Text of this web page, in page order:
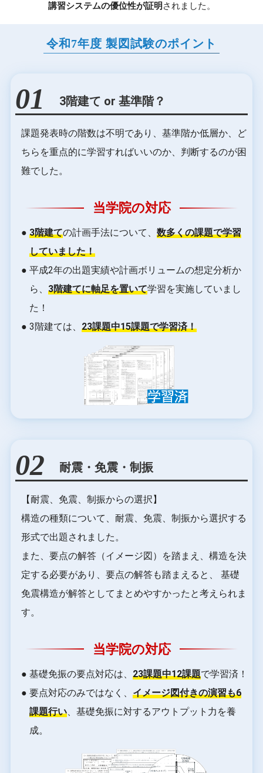
講習システムの優位性が証明 されました。
令和7年度 製図試験のポイント
01 3階建て or 基準階？
課題発表時の階数は不明であり、基準階か低層か、
ど
ちらを重点的に学習すればいいのか、判断するのが困
難でした。
当学院の対応
● 3階建ての計画手法について、 数多くの課題で学習
していました！
● 平成2年の出題実績や計画ボリュームの想定分析か
ら、3階建てに軸足を置いて学習を実施していまし
た！
● 3階建ては、 23課題中15課題で学習済！
02 耐震・免震・制振
【耐震、免震、制振からの選択】
構造の種類について、耐震、免震、制振から選択する
形式で出題されました。
また、要点の解答（イメージ図）を踏まえ、構造を決
定する必要があり、要点の解答も踏まえると、 基礎
免震構造が解答としてまとめやすかったと考えられま
す。
当学院の対応
● 基礎免振の要点対応は、 23課題中12課題で学習済！
● 要点対応のみではなく、 イメージ図付きの演習も6
課題行い 、基礎免振に対するアウトプット力を養
成。